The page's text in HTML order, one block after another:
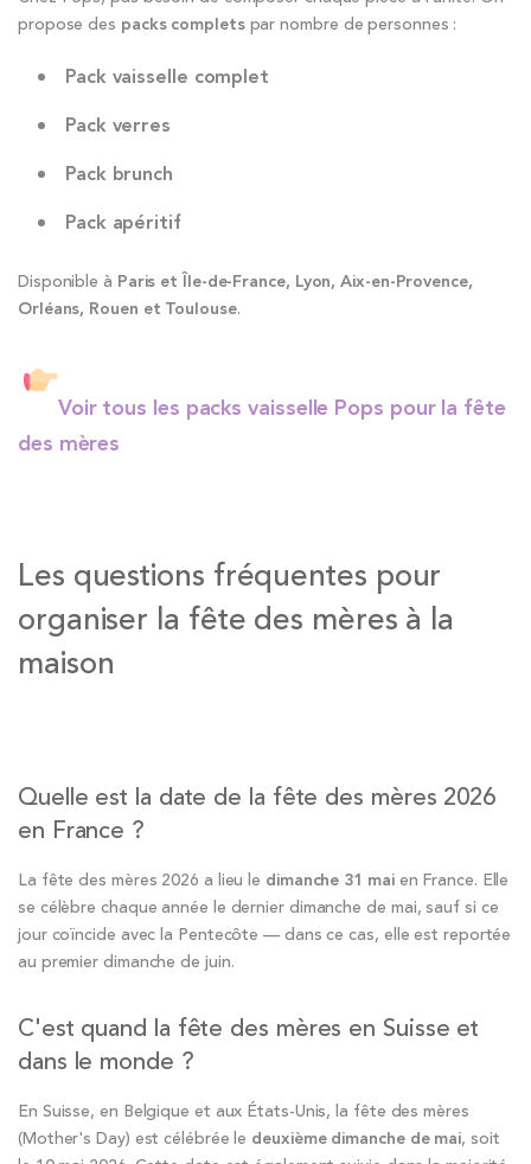
propose des packs completspar nombre de personnes :
Pack vaisselle complet
Pack verres
Pack brunch
Pack apéritif
Disponible à Paris et Île-de-France, Lyon, Aix-en-Provence,
Orléans, Rouen et Toulouse.
Voirtous les packs vaisselle Pops pour la fête
des mères
Les questions fréquentes pour
organiser la fête des mères à la
maison
Quelle est la date de la fête des mères 2026
en France ?
La fête des mères 2026 a lieu le dimanche 31 maien France. Elle
se célèbre chaque année le dernier dimanche de mai, sauf si ce
jour coïncide avec la Pentecôte — dans ce cas, elle est reportée
au premier dimanche de juin.
C'est quand la fête des mères en Suisse et
dans le monde ?
En Suisse, en Belgique et aux États-Unis, la fête des mères
(Mother's Day) est célébrée le deuxième dimanche de mai, soit